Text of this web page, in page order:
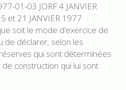
01-03 JORF 4 JANVIER
et 21 JANVIER 1977
soit le mode d’exercice de
de déclarer, selon les
qui sont déterminées
construction qui lui sont